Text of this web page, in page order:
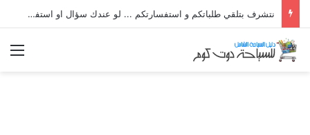
نتشرف بتلقي طلباتكم و استفسارتكم ... لو عندك سؤال او استفسار ماتدرددش فى طلب المساعدة